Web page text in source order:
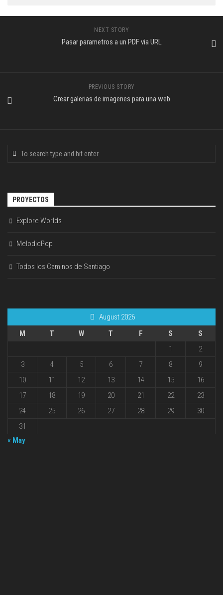
NEXT STORY
Pasar parametros a un PDF via URL
PREVIOUS STORY
Crear galerias de imagenes para una web
PROYECTOS
Explore Worlds
MelodicPop
Todos los Caminos de Santiago
August 2026
M
T W T F S
S
1
2
3
4 5 6 7 8
9
10
11 12 13 14 15
16
17
18 19 20 21 22
23
24
25 26 27 28 29
30
31
« May